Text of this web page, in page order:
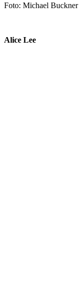
Foto: Michael Buckner
Alice Lee